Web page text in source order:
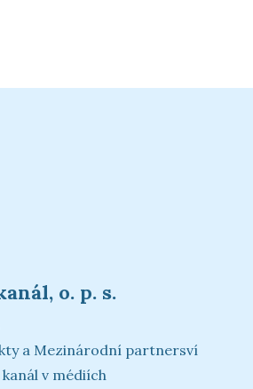
o. p. s.
a Mezinárodní partnersví
kanál v médiích